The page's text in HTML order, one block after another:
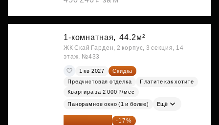
1-комнатная, 44.2м²
ЖК Скай Гарден, 2 корпус, 3 секция, 14
этаж, №433
1 кв 2027
Скидка
Предчистовая отделка
Платите как хотите
Квартира за 2 000 ₽/мес
Панорамное окно (1 и более) Ещё
20 305 701 ₽ -17%